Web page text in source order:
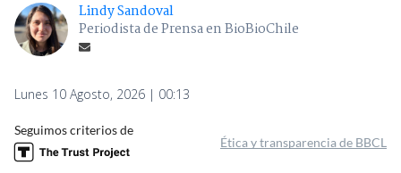
Lindy Sandoval
Periodista de Prensa en BioBioChile
Lunes 10 Agosto, 2026 | 00:13
Seguimos criterios de
Ética y transparencia de BBCL